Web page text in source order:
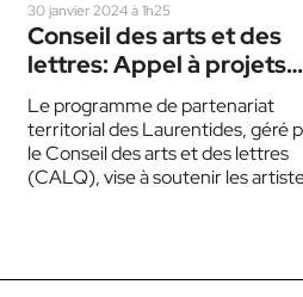
30 janvier 2024 à 1h25
Conseil des arts et des
lettres: Appel à projets
pour les artistes des
Laurentides
Le programme de partenariat
territorial des Laurentides, géré
le Conseil des arts et des lettres
(CALQ), vise à soutenir les